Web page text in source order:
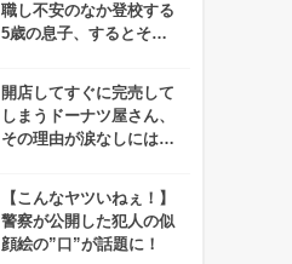
職し不安のなか登校する
5歳の息子、するとそこ
開店してすぐに完売して
しまうドーナツ屋さん、
その理由が涙なしには聞
【こんなヤツいねぇ！】
警察が公開した犯人の似
顔絵の”口”が話題に！